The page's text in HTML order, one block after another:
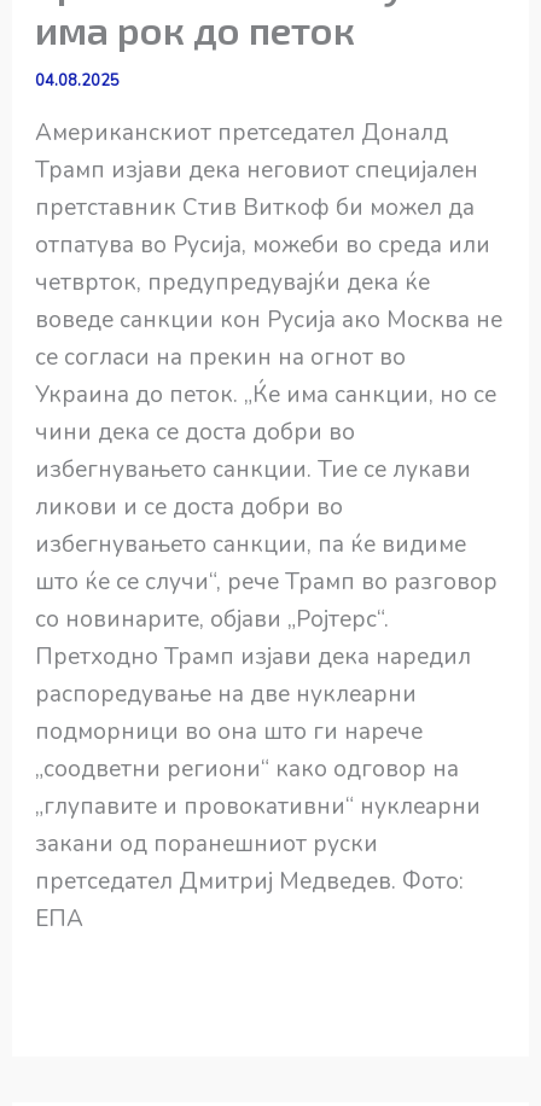
има рок до петок
04.08.2025
Американскиот претседател Доналд
Трамп изјави дека неговиот специјален
претставник Стив Виткоф би можел да
отпатува во Русија, можеби во среда или
четврток, предупредувајќи дека ќе
воведе санкции кон Русија ако Москва не
се согласи на прекин на огнот во
Украина до петок. „Ќе има санкции, но се
чини дека се доста добри во
избегнувањето санкции. Тие се лукави
ликови и се доста добри во
избегнувањето санкции, па ќе видиме
што ќе се случи“, рече Трамп во разговор
со новинарите, објави „Ројтерс“.
Претходно Трамп изјави дека наредил
распоредување на две нуклеарни
подморници во она што ги нарече
„соодветни региони“ како одговор на
„глупавите и провокативни“ нуклеарни
закани од поранешниот руски
претседател Дмитриј Медведев. Фото:
ЕПА